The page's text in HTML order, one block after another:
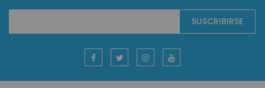
Suscríbase
boletín
SUSCRIBIRSE